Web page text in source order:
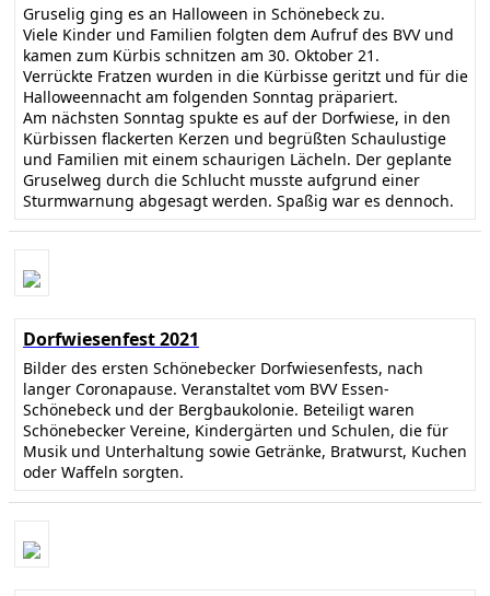
Gruselig ging es an Halloween in Schönebeck zu.
Viele Kinder und Familien folgten dem Aufruf des BVV und
kamen zum Kürbis schnitzen am 30. Oktober 21.
Verrückte Fratzen wurden in die Kürbisse geritzt und für die
Halloweennacht am folgenden Sonntag präpariert.
Am nächsten Sonntag spukte es auf der Dorfwiese, in den
Kürbissen flackerten Kerzen und begrüßten Schaulustige
und Familien mit einem schaurigen Lächeln. Der geplante
Gruselweg durch die Schlucht musste aufgrund einer
Sturmwarnung abgesagt werden. Spaßig war es dennoch.
Dorfwiesenfest 2021
Bilder des ersten Schönebecker Dorfwiesenfests, nach
langer Coronapause. Veranstaltet vom BVV Essen-
Schönebeck und der Bergbaukolonie. Beteiligt waren
Schönebecker Vereine, Kindergärten und Schulen, die für
Musik und Unterhaltung sowie Getränke, Bratwurst, Kuchen
oder Waffeln sorgten.